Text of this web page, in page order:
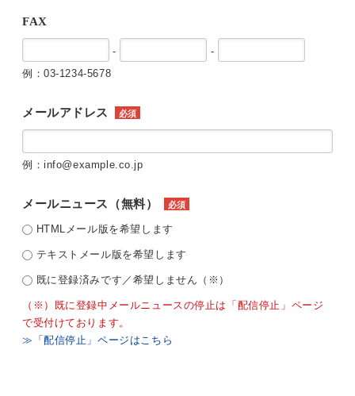
FAX
-
-
例：03-1234-5678
メールアドレス 必須
例：info@example.co.jp
メールニュース（無料） 必須
HTMLメール版を希望します
テキストメール版を希望します
既に登録済みです／希望しません（※）
（※）既に登録中メールニュースの停止は「配信停止」ページ
で受付けております。
≫「配信停止」ページはこちら